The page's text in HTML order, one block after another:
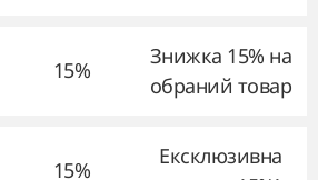
15%
Знижка 15% на
обраний товар
15%
Ексклюзивна